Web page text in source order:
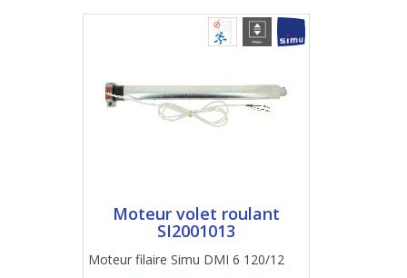
Moteur volet roulant
SI2001013
Moteur filaire Simu DMI 6 120/12